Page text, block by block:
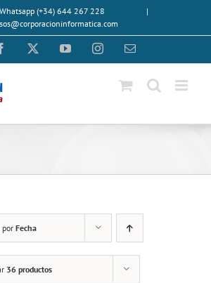
(+34) 644 267 228
|
Facebook YouTubeInstagramCorreo
porFecha
36 productos